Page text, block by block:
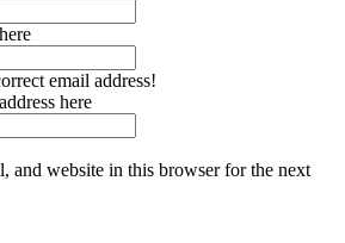
email address!
here
and website in this browser for the next